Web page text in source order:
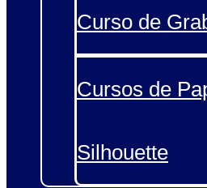
Curso de
Cursos de
Silhouette